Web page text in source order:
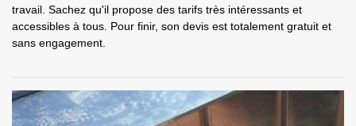
travail. Sachez qu'il propose des tarifs très intéressants et
accessibles à tous. Pour finir, son devis est totalement gratuit et
sans engagement.